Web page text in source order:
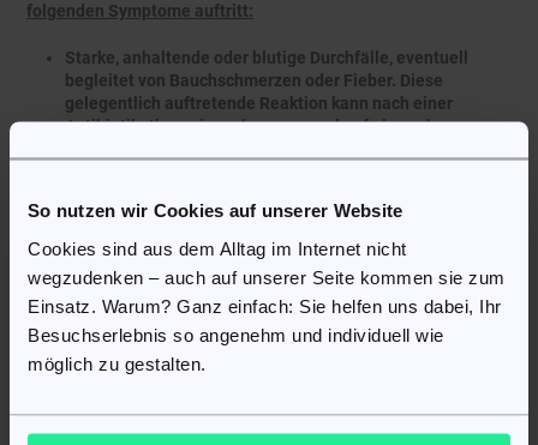
So nutzen wir Cookies auf unserer Website
Cookies sind aus dem Alltag im Internet nicht
wegzudenken – auch auf unserer Seite kommen sie zum
Einsatz. Warum? Ganz einfach: Sie helfen uns dabei, Ihr
Besuchserlebnis so angenehm und individuell wie
möglich zu gestalten.
folgenden Symptome auftritt:
Starke, anhaltende oder blutige Durchfälle, eventuell
begleitet von Bauchschmerzen oder Fieber. Diese
gelegentlich auftretende Reaktion kann nach einer
Antibiotikatherapie vorkommen und auf eine schwere
Hautreaktionen, die sehr selten beobachtet werden.
Pilzinfektionen, einschließlich Hefepilzinfektionen;
Kopfschmerzen;
Bauchschmerzen, Durchfall, Übelkeit;
Juckreiz (nicht an der Anwendungsstelle);